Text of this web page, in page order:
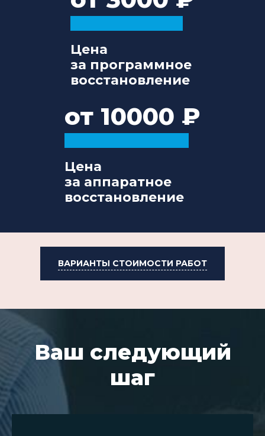
Цена
за программное
восстановление
от 10000
Цена
за аппаратное
восстановление
ВАРИАНТЫ СТОИМОСТИ РАБОТ
Ваш следующий
шаг